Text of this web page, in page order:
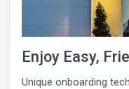
Enjoy Easy,
Unique onboarding